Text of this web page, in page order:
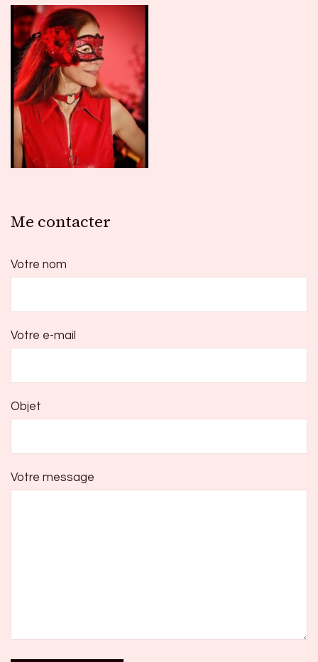
Me contacter
Votre nom
Votre e-mail
Objet
Votre message